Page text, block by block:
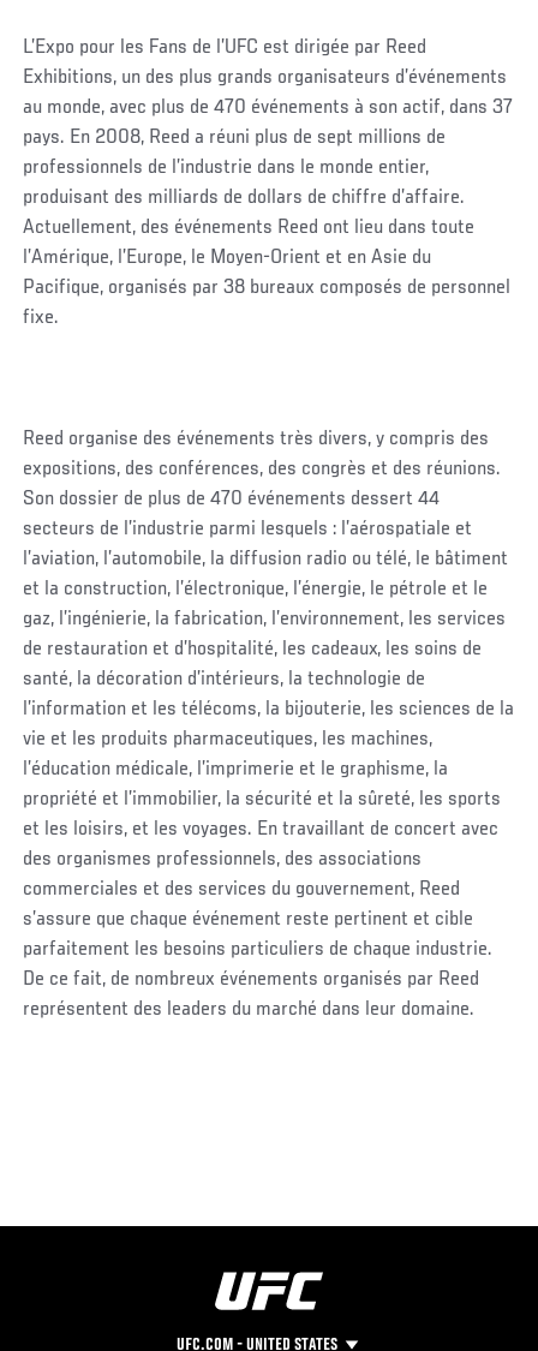
L’Expo pour les Fans de l’UFC est dirigée par Reed
Exhibitions, un des plus grands organisateurs d’événements
au monde, avec plus de 470 événements à son actif, dans 37
pays. En 2008, Reed a réuni plus de sept millions de
professionnels de l’industrie dans le monde entier,
produisant des milliards de dollars de chiffre d’affaire.
Actuellement, des événements Reed ont lieu dans toute
l’Amérique, l’Europe, le Moyen-Orient et en Asie du
Pacifique, organisés par 38 bureaux composés de personnel
fixe.
Reed organise des événements très divers, y compris des
expositions, des conférences, des congrès et des réunions.
Son dossier de plus de 470 événements dessert 44
secteurs de l’industrie parmi lesquels : l’aérospatiale et
l’aviation, l’automobile, la diffusion radio ou télé, le bâtiment
et la construction, l’électronique, l’énergie, le pétrole et le
gaz, l’ingénierie, la fabrication, l’environnement, les services
de restauration et d’hospitalité, les cadeaux, les soins de
santé, la décoration d’intérieurs, la technologie de
l’information et les télécoms, la bijouterie, les sciences de la
vie et les produits pharmaceutiques, les machines,
l’éducation médicale, l’imprimerie et le graphisme, la
propriété et l’immobilier, la sécurité et la sûreté, les sports
et les loisirs, et les voyages. En travaillant de concert avec
des organismes professionnels, des associations
commerciales et des services du gouvernement, Reed
s’assure que chaque événement reste pertinent et cible
parfaitement les besoins particuliers de chaque industrie.
De ce fait, de nombreux événements organisés par Reed
représentent des leaders du marché dans leur domaine.
UFC.COM - UNITED STATES